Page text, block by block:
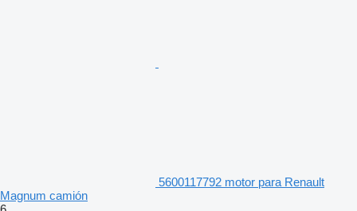
5600117792 motor para Renault
Magnum camión